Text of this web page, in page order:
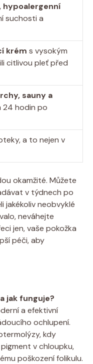
hypoalergenní
suchosti a
krém s vysokým
citlivou pleť před
sauny a
24 hodin po
a to nejen v
okamžité. Můžete
v týdnech po
jakékoliv neobvyklé
neváhejte
jen, vaše pokožka
péči, aby
jak funguje?
a efektivní
ochlupení.
kdy
v chloupku,
poškození folikulu.